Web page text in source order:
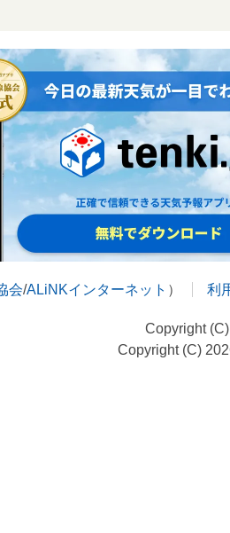
会/ALiNKインターネット ） 利
Copyright
Copyright (C)